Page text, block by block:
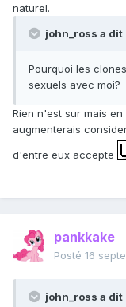
naturel.
john_ross a dit
Pourquoi les
sexuels avec moi?
Rien n'est sur mais
augmenterais
d'entre eux accepte
pankkake
Posté 16
john_ross a dit